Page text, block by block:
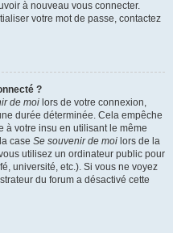
à nouveau vous connecter.
votre mot de passe, contactez
?
de moi lors de votre connexion,
durée déterminée. Cela empêche
à votre insu en utilisant le même
case Se souvenir de moi lors de la
utilisez un ordinateur public pour
université, etc.). Si vous ne voyez
du forum a désactivé cette